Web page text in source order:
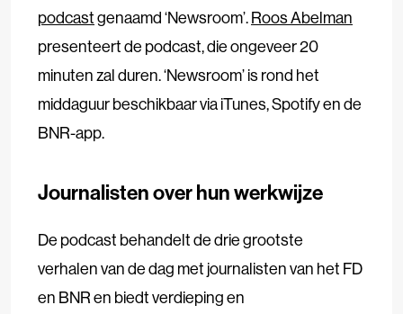
podcastgenaamd ‘Newsroom’.Roos Abelman
presenteert de podcast, die ongeveer 20
minuten zal duren. ‘Newsroom’ is rond het
middaguur beschikbaar via iTunes, Spotify en de
BNR-app.
Journalisten over hun werkwijze
De podcast behandelt de drie grootste
verhalen van de dag met journalisten van het FD
en BNR en biedt verdieping en